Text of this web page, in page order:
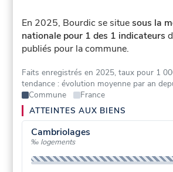
En 2025, Bourdic se situesous la
nationale pour 1 des 1 indicateurs
publiés pour la commune.
Faits enregistrés en 2025, taux pour 1
tendance : évolution moyenne par an
Commune
France
ATTEINTES AUX BIENS
Cambriolages
‰ logements